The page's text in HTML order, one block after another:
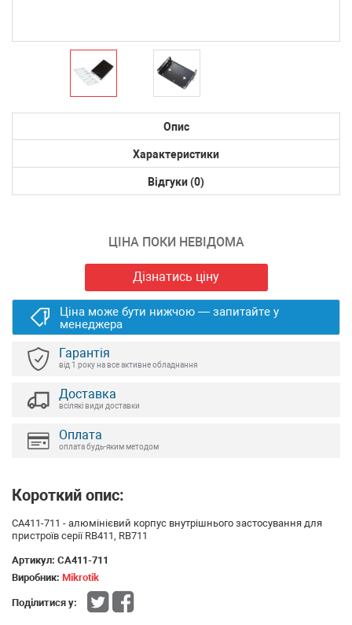
Опис
Характеристики
Відгуки (0)
ЦІНА ПОКИ НЕВІДОМА
Дізнатись ціну
Ціна може бути нижчою — запитайте у
менеджера
Гарантія
від 1 року на все активне обладнання
Доставка
всілякі види доставки
Оплата
оплата будь-яким методом
Короткий опис:
CA411-711 - алюмінієвий корпус внутрішнього застосування для
пристроїв серії RB411, RB711
Артикул: CA411-711
Виробник: Mikrotik
Поділитися у: